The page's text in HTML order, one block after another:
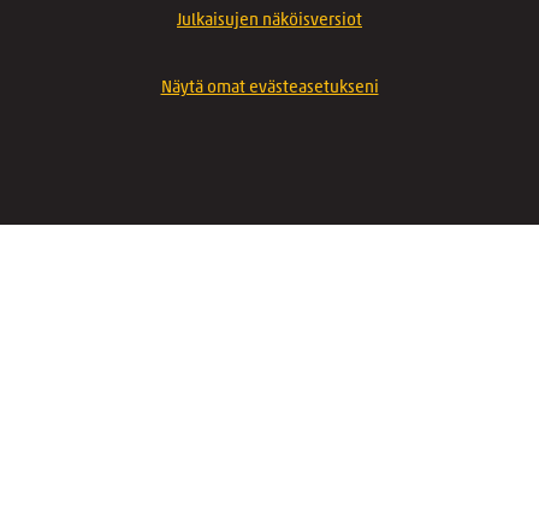
Julkaisujen näköisversiot
Näytä omat evästeasetukseni